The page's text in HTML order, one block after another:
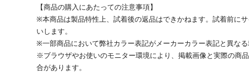
【商品の購入にあたっての注意事項】
※本商品は製品特性上、試着後の返品はできかねます。試着前に
いします。
※一部商品において弊社カラー表記がメーカーカラー表記と異なる
※ブラウザやお使いのモニター環境により、掲載画像と実際の商
合があります。